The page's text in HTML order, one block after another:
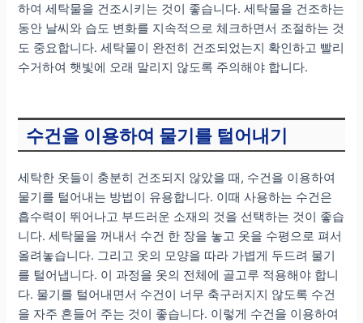
하여 세탁물을 건조시키는 것이 좋습니다. 세탁물을 건조하는
동안 날씨와 습도 변화를 지속적으로 체크하면서 조절하는 것
도 중요합니다. 세탁물이 완전히 건조되었는지 확인하고 빨리
수거하여 햇빛에 오래 말리지 않도록 주의해야 합니다.
수건을 이용하여 물기를 털어내기
세탁한 옷들이 충분히 건조되지 않았을 때, 수건을 이용하여
물기를 털어내는 방법이 유용합니다. 이때 사용하는 수건은
흡수력이 뛰어나고 부드러운 소재의 것을 선택하는 것이 좋습
니다. 세탁물을 꺼내서 수건 한 장을 놓고 옷을 수평으로 펴서
올려놓습니다. 그리고 옷의 모양을 따라 가볍게 두드려 물기
를 털어냅니다. 이 과정을 옷의 전체에 골고루 적용해야 합니
다. 물기를 털어내면서 수건이 너무 축구러지지 않도록 수건
을 자주 흔들어 주는 것이 좋습니다. 이렇게 수건을 이용하여